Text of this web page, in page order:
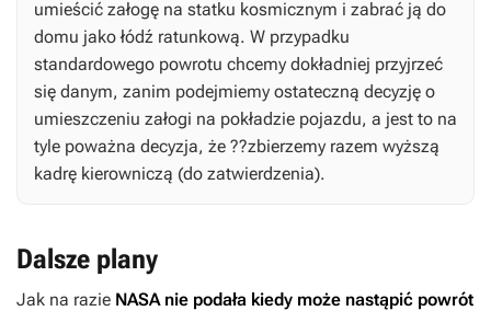
umieścić załogę na statku kosmicznym i zabrać ją do
domu jako łódź ratunkową. W przypadku
standardowego powrotu chcemy dokładniej przyjrzeć
się danym, zanim podejmiemy ostateczną decyzję o
umieszczeniu załogi na pokładzie pojazdu, a jest to na
tyle poważna decyzja, że ??zbierzemy razem wyższą
kadrę kierowniczą (do zatwierdzenia).
Dalsze plany
Jak na razie NASA nie podała kiedy może nastąpić powrót